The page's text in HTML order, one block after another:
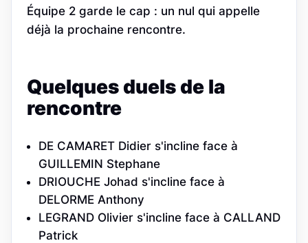
Équipe 2 garde le cap : un nul qui appelle
déjà la prochaine rencontre.
Quelques duels de la
rencontre
DE CAMARET Didier s'incline face à
GUILLEMIN Stephane
DRIOUCHE Johad s'incline face à
DELORME Anthony
LEGRAND Olivier s'incline face à CALLAND
Patrick